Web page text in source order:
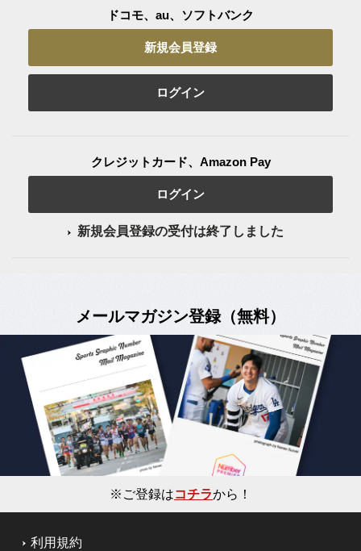
ドコモ、au、ソフトバンク
新規会員登録
ログイン
クレジットカード、Amazon Pay
ログイン
新規会員登録の受付は終了しました
メールマガジン登録（無料）
※ご登録はコチラから！
利用規約